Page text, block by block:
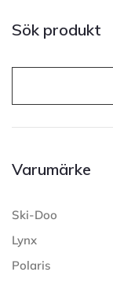
Sök produkt
Varumärke
Ski-Doo
Lynx
Polaris